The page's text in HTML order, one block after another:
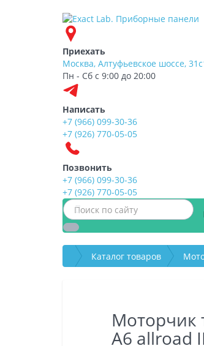
Приехать
Москва, Алтуфьевское шоссе,
Пн - Сб с 9:00 до 20:00
Написать
+7 (966) 099-30-36
+7 (926) 770-05-05
Позвонить
+7 (966) 099-30-36
+7 (926) 770-05-05
Каталог товаров
Моторчик
A6 allroad